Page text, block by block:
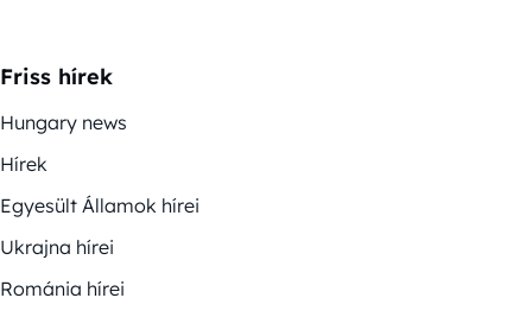
Friss hírek
Hungary news
Hírek
Egyesült Államok hírei
Ukrajna hírei
Románia hírei